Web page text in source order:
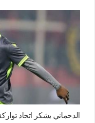
الدحماني يشكر اتحاد